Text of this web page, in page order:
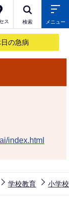
ス 検索 メニュー
の急病
index.html
学校教育 小学